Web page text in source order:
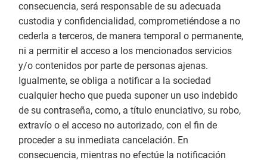
consecuencia, será responsable de su adecuada
custodia y confidencialidad, comprometiéndose a no
cederla a terceros, de manera temporal o permanente,
ni a permitir el acceso a los mencionados servicios
y/o contenidos por parte de personas ajenas.
Igualmente, se obliga a notificar a la sociedad
cualquier hecho que pueda suponer un uso indebido
de su contraseña, como, a título enunciativo, su robo,
extravío o el acceso no autorizado, con el fin de
proceder a su inmediata cancelación. En
consecuencia, mientras no efectúe la notificación